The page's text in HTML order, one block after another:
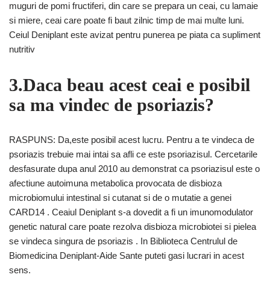
muguri de pomi fructiferi, din care se prepara un ceai, cu lamaie
si miere, ceai care poate fi baut zilnic timp de mai multe luni.
Ceiul Deniplant este avizat pentru punerea pe piata ca supliment
nutritiv
3.Daca beau acest ceai e posibil
sa ma vindec de psoriazis?
RASPUNS: Da,este posibil acest lucru. Pentru a te vindeca de
psoriazis trebuie mai intai sa afli ce este psoriazisul. Cercetarile
desfasurate dupa anul 2010 au demonstrat ca psoriazisul este o
afectiune autoimuna metabolica provocata de disbioza
microbiomului intestinal si cutanat si de o mutatie a genei
CARD14 . Ceaiul Deniplant s-a dovedit a fi un imunomodulator
genetic natural care poate rezolva disbioza microbiotei si pielea
se vindeca singura de psoriazis . In Biblioteca Centrulul de
Biomedicina Deniplant-Aide Sante puteti gasi lucrari in acest
sens.